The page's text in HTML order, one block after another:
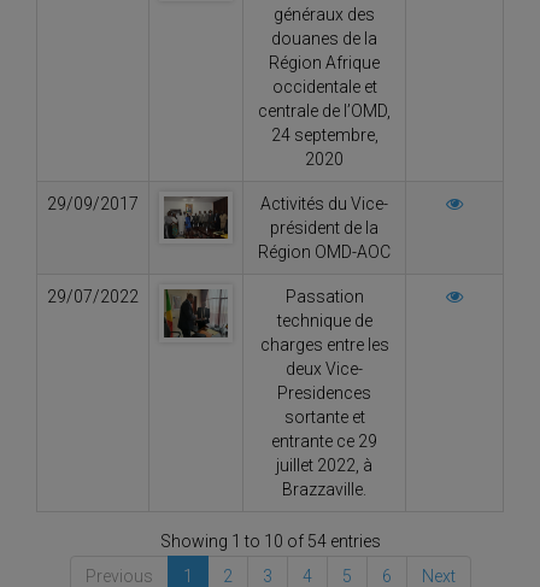
généraux des
douanes de la
Région Afrique
occidentale et
centrale de l’OMD,
24 septembre,
2020
29/09/2017
Activités du Vice-
président de la
Région OMD-AOC
29/07/2022
Passation
technique de
charges entre les
deux Vice-
Presidences
sortante et
entrante ce 29
juillet 2022, à
Brazzaville.
Showing 1 to 10 of 54 entries
Previous
1 2 3 4 5 6 Next